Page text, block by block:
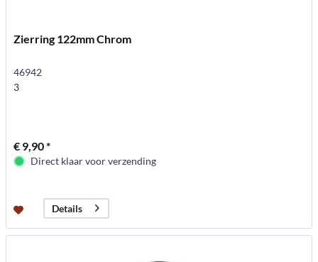
Zierring 122mm Chrom
46942
3
€ 9,90 *
Direct klaar voor verzending
Details